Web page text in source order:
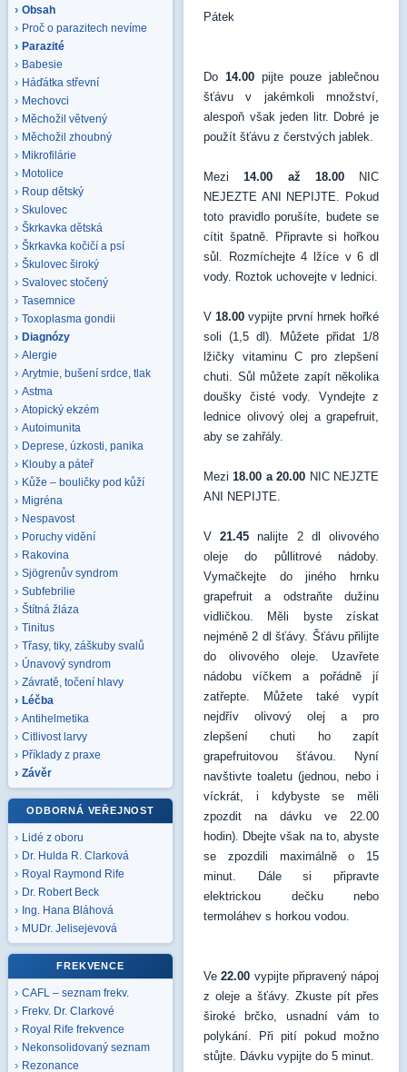
Obsah
Proč o parazitech nevíme
Parazité
Babesie
Háďátka střevní
Mechovci
Měchožil větvený
Měchožil zhoubný
Mikrofilárie
Motolice
Roup dětský
Skulovec
Škrkavka dětská
Škrkavka kočičí a psí
Škulovec široký
Svalovec stočený
Tasemnice
Toxoplasma gondii
Diagnózy
Alergie
Arytmie, bušení srdce, tlak
Astma
Atopický ekzém
Autoimunita
Deprese, úzkosti, panika
Klouby a páteř
Kůže – bouličky pod kůží
Migréna
Nespavost
Poruchy vidění
Rakovina
Sjögrenův syndrom
Subfebrilie
Štítná žláza
Tinitus
Třasy, tiky, záškuby svalů
Únavový syndrom
Závratě, točení hlavy
Léčba
Antihelmetika
Citlivost larvy
Příklady z praxe
Závěr
ODBORNÁ VEŘEJNOST
Lidé z oboru
Dr. Hulda R. Clarková
Royal Raymond Rife
Dr. Robert Beck
Ing. Hana Bláhová
MUDr. Jelisejevová
FREKVENCE
CAFL – seznam frekv.
Frekv. Dr. Clarkové
Royal Rife frekvence
Nekonsolidovaný seznam
Rezonance
Pátek
Do 14.00pijte pouze jablečnou
šťávu v jakémkoli množství,
alespoň však jeden litr. Dobré je
použít šťávu z čerstvých jablek.
Mezi14.00 až 18.00NIC
NEJEZTE ANI NEPIJTE. Pokud
toto pravidlo porušíte, budete se
cítit špatně. Připravte si hořkou
sůl. Rozmíchejte 4 lžíce v 6 dl
vody. Roztok uchovejte v lednici.
V18.00 vypijte první hrnek hořké
soli (1,5 dl). Můžete přidat 1/8
lžičky vitaminu C pro zlepšení
chuti. Sůl můžete zapít několika
doušky čisté vody. Vyndejte z
lednice olivový olej a grapefruit,
aby se zahřály.
Mezi18.00 a 20.00 NIC NEJZTE
ANI NEPIJTE.
V21.45 nalijte 2 dl olivového
oleje do půllitrové nádoby.
Vymačkejte do jiného hrnku
grapefruit a odstraňte dužinu
vidličkou. Měli byste získat
nejméně 2 dl šťávy. Šťávu přilijte
do olivového oleje. Uzavřete
nádobu víčkem a pořádně jí
zatřepte. Můžete také vypít
nejdřív olivový olej a pro
zlepšení chuti ho zapít
grapefruitovou šťávou. Nyní
navštivte toaletu (jednou, nebo i
víckrát, i kdybyste se měli
zpozdit na dávku ve 22.00
hodin). Dbejte však na to, abyste
se zpozdili maximálně o 15
minut. Dále si připravte
elektrickou dečku nebo
termoláhev s horkou vodou.
Ve22.00 vypijte připravený nápoj
z oleje a šťávy. Zkuste pít přes
široké brčko, usnadní vám to
polykání. Při pití pokud možno
stůjte. Dávku vypijte do 5 minut.